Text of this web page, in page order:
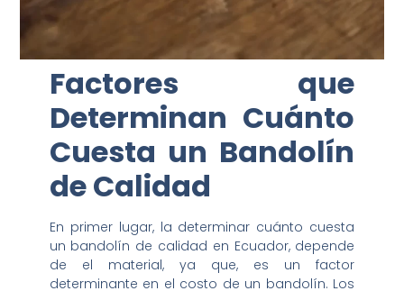
Factores que
Determinan Cuánto
Cuesta un Bandolín
de Calidad
En primer lugar, la determinar cuánto cuesta
un bandolín de calidad en Ecuador, depende
de el material, ya que, es un factor
determinante en el costo de un bandolín. Los